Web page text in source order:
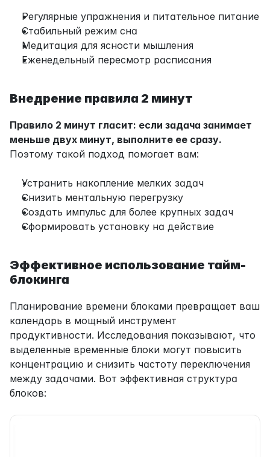
Регулярные упражнения и питательное питание
Стабильный режим сна
Медитация для ясности мышления
Еженедельный пересмотр расписания
Внедрение правила 2 минут
Правило 2 минут гласит: если задача занимает
меньше двух минут, выполните ее сразу.
Поэтому такой подход помогает вам:
Устранить накопление мелких задач
Снизить ментальную перегрузку
Создать импульс для более крупных задач
Сформировать установку на действие
Эффективное использование тайм-
блокинга
Планирование времени блоками превращает ваш
календарь в мощный инструмент
продуктивности. Исследования показывают, что
выделенные временные блоки могут повысить
концентрацию и снизить частоту переключения
между задачами. Вот эффективная структура
блоков: